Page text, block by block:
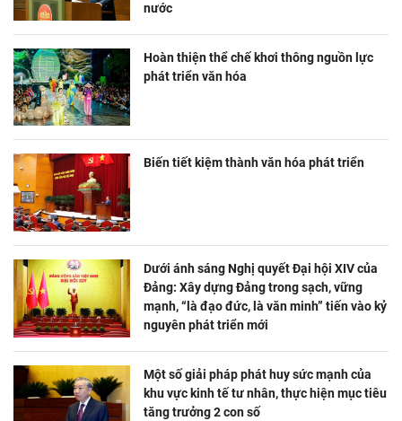
nước
Hoàn thiện thể chế khơi thông nguồn lực
phát triển văn hóa
Biến tiết kiệm thành văn hóa phát triển
Dưới ánh sáng Nghị quyết Đại hội XIV của
Đảng: Xây dựng Đảng trong sạch, vững
mạnh, “là đạo đức, là văn minh” tiến vào kỷ
nguyên phát triển mới
Một số giải pháp phát huy sức mạnh của
khu vực kinh tế tư nhân, thực hiện mục tiêu
tăng trưởng 2 con số